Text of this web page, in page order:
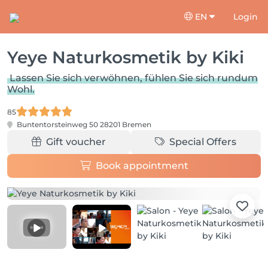
EN Login
Yeye Naturkosmetik by Kiki
Lassen Sie sich verwöhnen, fühlen Sie sich rundum
Wohl.
85
Buntentorsteinweg 50 28201 Bremen
Gift voucher Special Offers
Book appointment